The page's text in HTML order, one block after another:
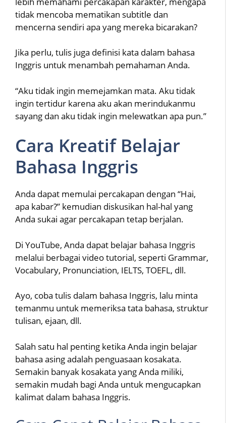
tidak mencoba mematikan subtitle dan
mencerna sendiri apa yang mereka bicarakan?
Jika perlu, tulis juga definisi kata dalam bahasa
Inggris untuk menambah pemahaman Anda.
“Aku tidak ingin memejamkan mata. Aku tidak
ingin tertidur karena aku akan merindukanmu
sayang dan aku tidak ingin melewatkan apa pun.”
Cara Kreatif Belajar
Bahasa Inggris
Anda dapat memulai percakapan dengan “Hai,
apa kabar?” kemudian diskusikan hal-hal yang
Anda sukai agar percakapan tetap berjalan.
Di YouTube, Anda dapat belajar bahasa Inggris
melalui berbagai video tutorial, seperti Grammar,
Vocabulary, Pronunciation, IELTS, TOEFL, dll.
Ayo, coba tulis dalam bahasa Inggris, lalu minta
temanmu untuk memeriksa tata bahasa, struktur
tulisan, ejaan, dll.
Salah satu hal penting ketika Anda ingin belajar
bahasa asing adalah penguasaan kosakata.
Semakin banyak kosakata yang Anda miliki,
semakin mudah bagi Anda untuk mengucapkan
kalimat dalam bahasa Inggris.